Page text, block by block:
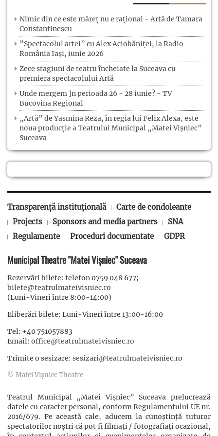
Nimic din ce este măreț nu e rațional - Artă de Tamara
Constantinescu
”Spectacolul artei” cu Alex Aciobăniței, la Radio
România Iași, iunie 2026
Zece stagiuni de teatru încheiate la Suceava cu
premiera spectacolului Artă
Unde mergem ]n perioada 26 - 28 iunie? - TV
Bucovina Regional
„Artă” de Yasmina Reza, în regia lui Felix Alexa, este
noua producție a Teatrului Municipal „Matei Vișniec”
Suceava
Transparență instituțională
Carte de condoleante
Projects
Sponsors and media partners
SNA
Regulamente
Proceduri documentate GDPR
Municipal Theatre "Matei Vișniec" Suceava
Rezervări bilete: telefon 0759 048 677;
bilete@teatrulmateivisniec.ro
(Luni-Vineri între 8:00-14:00)
Eliberări bilete: Luni-Vineri între 13:00-16:00
Tel: +40 751057883
Email: office@teatrulmateivisniec.ro
Trimite o sesizare: sesizari@teatrulmateivisniec.ro
© Matei Vişniec Theatre
Teatrul Municipal „Matei Vișniec” Suceava prelucrează
datele cu caracter personal, conform Regulamentului UE nr.
2016/679. Pe această cale, aducem la cunoștință tuturor
spectatorilor noștri că pot fi filmaţi / fotografiaţi ocazional,